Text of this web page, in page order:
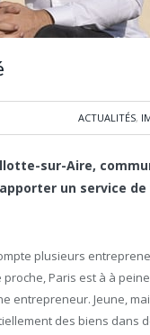
ACTUALITÉS,
sur-Aire,
un service
plusieurs
Paris est à à
entrepreneur. Jeune,
des biens dans